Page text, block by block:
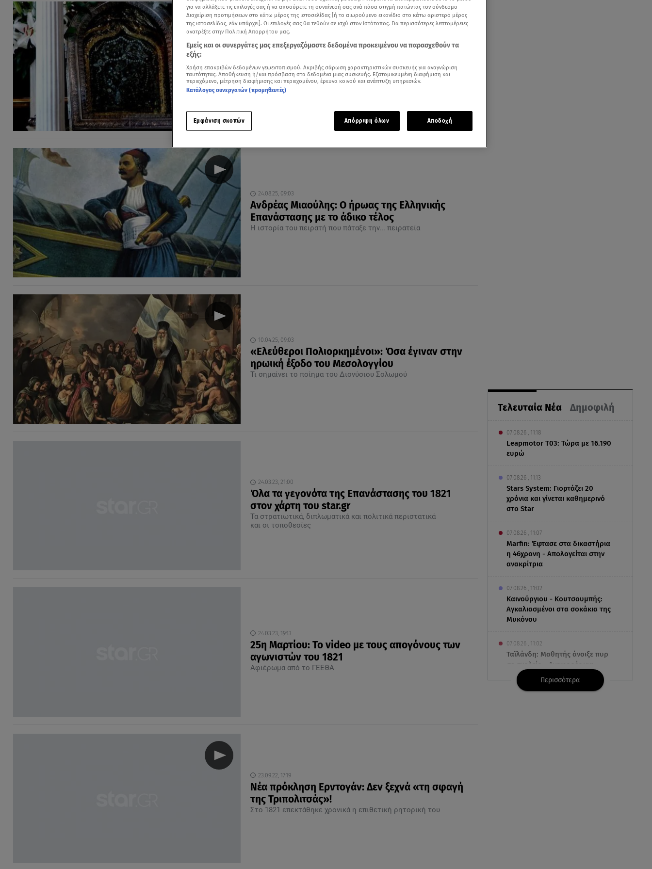
30.01.26, 09:03
Παναγίας της Τήνου
Ανακαλύφθηκε από το όραμα μιας μοναχής
24.08.25, 09:03
Ανδρέας Μιαούλης: Ο ήρωας της Ελληνικής
Επανάστασης με το άδικο τέλος
Η ιστορία του πειρατή που πάταξε την... πειρατεία
10.04.25, 09:03
«Ελεύθεροι Πολιορκημένοι»: Όσα έγιναν στην
ηρωική έξοδο του Μεσολογγίου
Τι σημαίνει το ποίημα του Διονύσιου Σολωμού
24.03.23, 21:00
Όλα τα γεγονότα της Επανάστασης του 1821
στον χάρτη του star.gr
Τα στρατιωτικά, διπλωματικά και πολιτικά περιστατικά
και οι τοποθεσίες
24.03.23, 19:13
25η Μαρτίου: Το video με τους απογόνους των
αγωνιστών του 1821
Αφιέρωμα από το ΓΕΕΘΑ
23.09.22, 17:19
Νέα πρόκληση Ερντογάν: Δεν ξεχνά «τη σφαγή
της Τριπολιτσάς»!
Στο 1821 επεκτάθηκε χρονικά η επιθετική ρητορική του
Τελευταία Νέα Δημοφιλή
07.08.26 , 11:18
Leapmotor T03: Τώρα με 16.190
ευρώ
07.08.26 , 11:13
Stars System: Γιορτάζει 20
χρόνια και γίνεται καθημερινό
στο Star
07.08.26 , 11:07
Marfin: Έφτασε στα δικαστήρια
η 46χρονη - Απολογείται στην
ανακρίτρια
07.08.26 , 11:02
Καινούργιου - Κουτσουμπής:
Αγκαλιασμένοι στα σοκάκια της
Μυκόνου
07.08.26 , 11:02
Ταϊλάνδη: Μαθητής άνοιξε πυρ
σε σχολείο - Αναφορές για
νεκρούς
Περισσότερα
για να αλλάξετε τις επιλογές σας ή να αποσύρετε τη συναίνεσή σας ανά πάσα στιγμή πατώντας τον σύνδεσμο
Διαχείριση προτιμήσεων στο κάτω μέρος της ιστοσελίδας [ή το αιωρούμενο εικονίδιο στο κάτω αριστερό μέρος
της ιστοσελίδας, εάν υπάρχει]. Οι επιλογές σας θα τεθούν σε ισχύ στον Ιστότοπος. Για περισσότερες λεπτομέρειες
ανατρέξτε στην Πολιτική Απορρήτου μας.
Εμείς και οι συνεργάτες μας επεξεργαζόμαστε δεδομένα προκειμένου να παρασχεθούν τα
εξής:
Χρήση επακριβών δεδομένων γεωεντοπισμού. Ακριβής σάρωση χαρακτηριστικών συσκευής για αναγνώριση
ταυτότητας. Αποθήκευση ή/και πρόσβαση στα δεδομένα μιας συσκευής. Εξατομικευμένη διαφήμιση και
περιεχόμενο, μέτρηση διαφήμισης και περιεχομένου, έρευνα κοινού και ανάπτυξη υπηρεσιών.
Κατάλογος συνεργατών (προμηθευτές)
Εμφάνιση σκοπών Απόρριψη όλων Αποδοχή